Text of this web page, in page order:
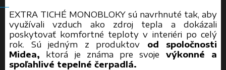
EXTRA TICHÉ MONOBLOKY sú navrhnuté tak, aby
využívali vzduch ako zdroj tepla a dokázali
poskytovať komfortné teploty v interiéri po celý
rok. Sú jedným z produktov od spoločnosti
Midea, ktorá je známa pre svoje výkonné a
spoľahlivé tepelné čerpadlá.